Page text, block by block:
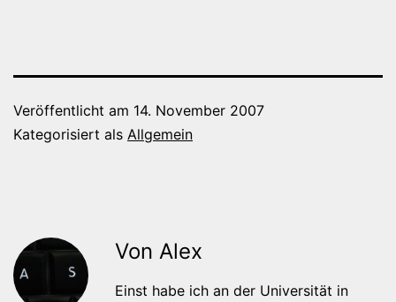
Veröffentlicht am 14. November 2007
Kategorisiert als Allgemein
Von Alex
Einst habe ich an der Universität in